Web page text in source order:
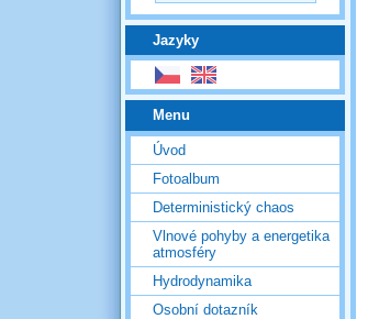
Jazyky
Menu
Úvod
Fotoalbum
Deterministický chaos
Vlnové pohyby a energetika
atmosféry
Hydrodynamika
Osobní dotazník